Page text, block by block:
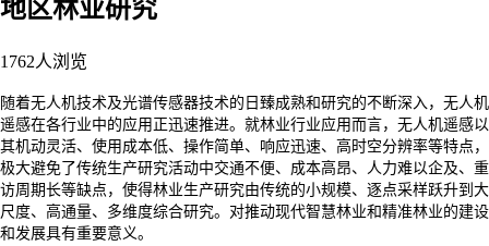
地区林业研究
1762人浏览
随着无人机技术 及光谱传感器技术的日臻成熟和研究的不断深入，无人机
遥感在各行业中的应用正迅速推进。就林业行业应用 而言，无人机遥感以
其机动灵活、使用成本低、操作简单、响应迅速、高时空分辨率等特点 ，
极大避免了传统生产研究活动中交通不便、成本高昂、人力难以企及、重
访周期长等缺点，使得林业生产研究由传统的小规模、逐点采样跃升到大
尺度、高通量、多维度综合研究。 对推动现代智慧林业和精准林业的建设
和发展具有重要意义。